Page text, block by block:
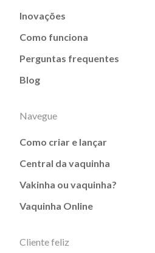
Inovações
Como funciona
Perguntas frequentes
Blog
Navegue
Como criar e lançar
Central da vaquinha
Vakinha ou vaquinha?
Vaquinha Online
Cliente feliz